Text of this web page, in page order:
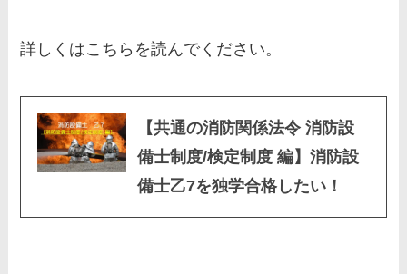
詳しくはこちらを読んでください。
【共通の消防関係法令 消防設
備士制度/検定制度 編】消防設
備士乙7を独学合格したい！